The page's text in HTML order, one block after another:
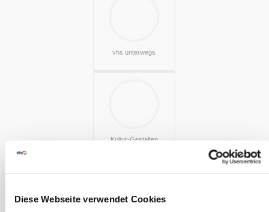
Diese Webseite verwendet Cookies
vhs unterwegs
Kultur-Gestalten